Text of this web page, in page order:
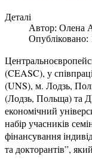
Деталі
Автор: Олена
Опубліковано:
(CEASC), у
(UNS), м. Лодзь,
(Лодзь, Польща) та
економічний
набір учасників
фінансування
та докторантів”,